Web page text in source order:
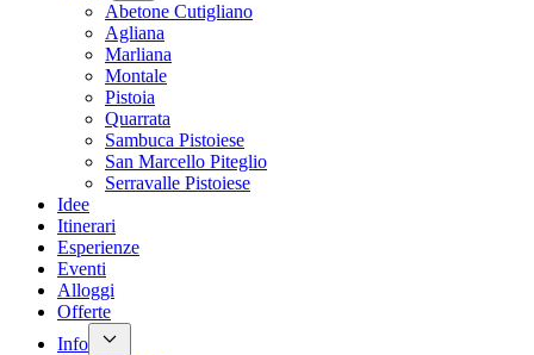
Abetone Cutigliano
Agliana
Marliana
Montale
Pistoia
Quarrata
Sambuca Pistoiese
San Marcello Piteglio
Serravalle Pistoiese
Idee
Itinerari
Esperienze
Eventi
Alloggi
Offerte
Info